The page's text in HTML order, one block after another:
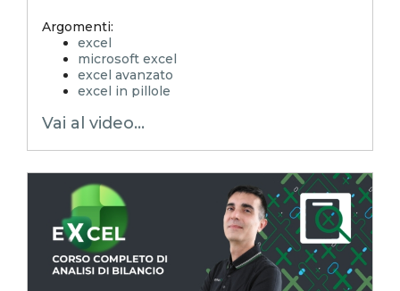
Argomenti:
excel
microsoft excel
excel avanzato
excel in pillole
EXCELtrucchiesegreti
xlsx
excel tips
EXCELoltreognilimiteTRUCCHIeSEGRETI
excel facile
excel tutorial italiano
excel magico
emmanuele vietti
corso excel
Vai al video...